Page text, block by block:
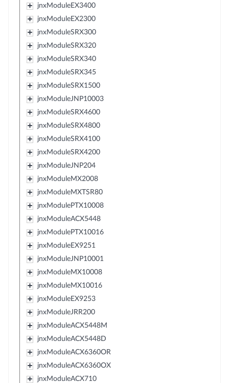
jnxModuleEX3400
jnxModuleEX2300
jnxModuleSRX300
jnxModuleSRX320
jnxModuleSRX340
jnxModuleSRX345
jnxModuleSRX1500
jnxModuleJNP10003
jnxModuleSRX4600
jnxModuleSRX4800
jnxModuleSRX4100
jnxModuleSRX4200
jnxModuleJNP204
jnxModuleMX2008
jnxModuleMXTSR80
jnxModulePTX10008
jnxModuleACX5448
jnxModulePTX10016
jnxModuleEX9251
jnxModuleJNP10001
jnxModuleMX10008
jnxModuleMX10016
jnxModuleEX9253
jnxModuleJRR200
jnxModuleACX5448M
jnxModuleACX5448D
jnxModuleACX6360OR
jnxModuleACX6360OX
jnxModuleACX710